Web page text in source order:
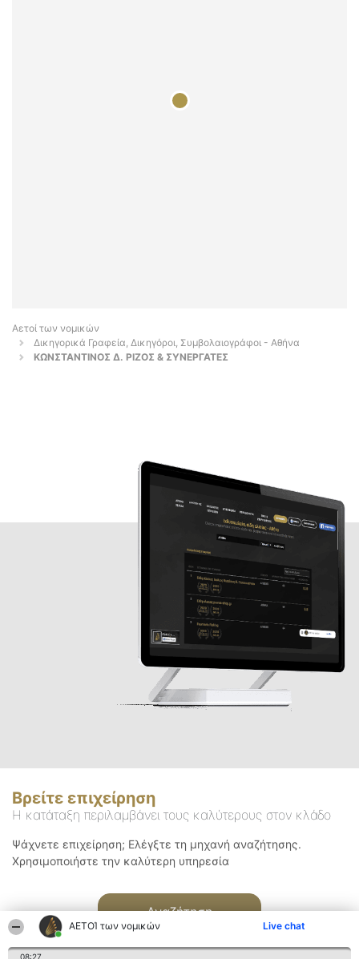
ΑΕΤΟΊ των νομικών Live chat
08:27
Αετοί των νομικών
Δικηγορικά Γραφεία, Δικηγόροι, Συμβολαιογράφοι - Αθήνα
ΚΩΝΣΤΑΝΤΙΝΟΣ Δ. ΡΙΖΟΣ & ΣΥΝΕΡΓΑΤΕΣ
Βρείτε επιχείρηση
Η κατάταξη περιλαμβάνει τους καλύτερους στον κλάδο
Ψάχνετε επιχείρηση; Ελέγξτε τη μηχανή αναζήτησης.
Χρησιμοποιήστε την καλύτερη υπηρεσία
Αναζήτηση